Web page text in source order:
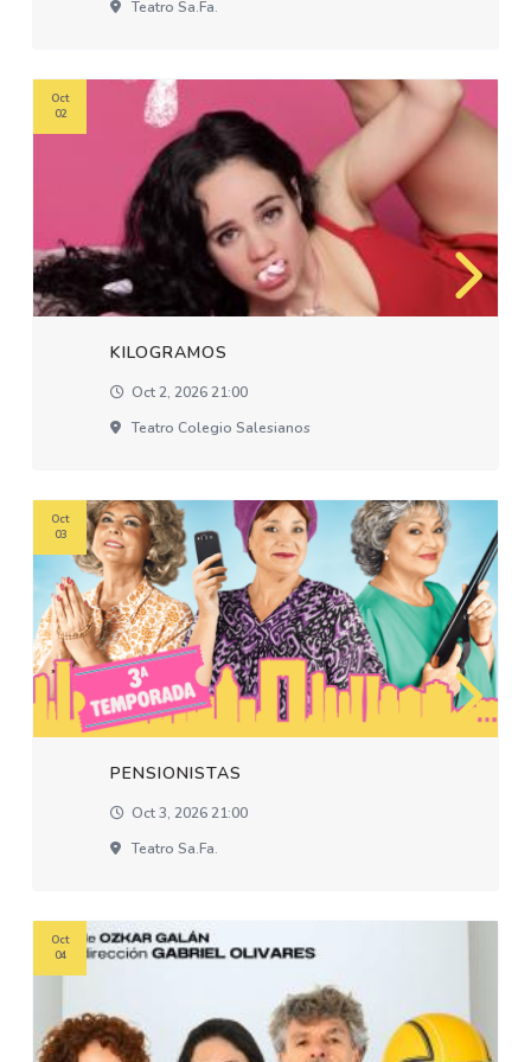
Teatro Sa.fa.
KILOGRAMOS
Oct 2, 2026 21:00
Teatro Colegio Salesianos
Oct
02
PENSIONISTAS
Oct 3, 2026 21:00
Teatro Sa.fa.
Oct
03
Oct
04